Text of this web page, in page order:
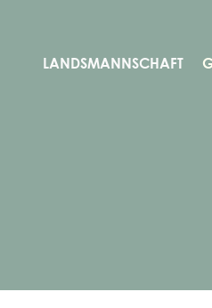
LANDSMANNSCHAFT